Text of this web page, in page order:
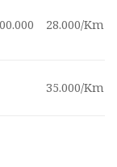
28.000/Km
35.000/Km